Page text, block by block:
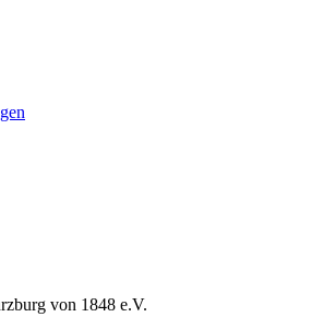
von 1848 e.V.